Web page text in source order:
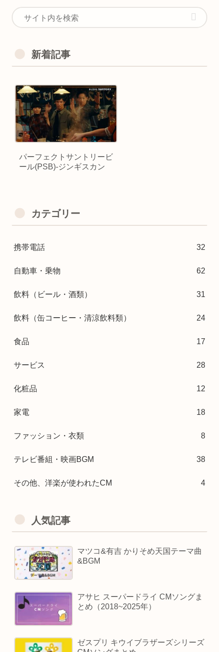
新着記事
パーフェクトサントリービ
ール(PSB)-ジンギスカン
カテゴリー
携帯電話 32
自動車・乗物 62
飲料（ビール・酒類） 31
飲料（缶コーヒー・清涼飲料類） 24
食品 17
サービス 28
化粧品 12
家電 18
ファッション・衣類 8
テレビ番組・映画BGM 38
その他、洋楽が使われたCM 4
人気記事
マツコ&有吉 かりそめ天国テーマ曲
&BGM
アサヒ スーパードライ CMソングま
とめ（2018~2025年）
ゼスプリ キウイブラザーズシリーズ